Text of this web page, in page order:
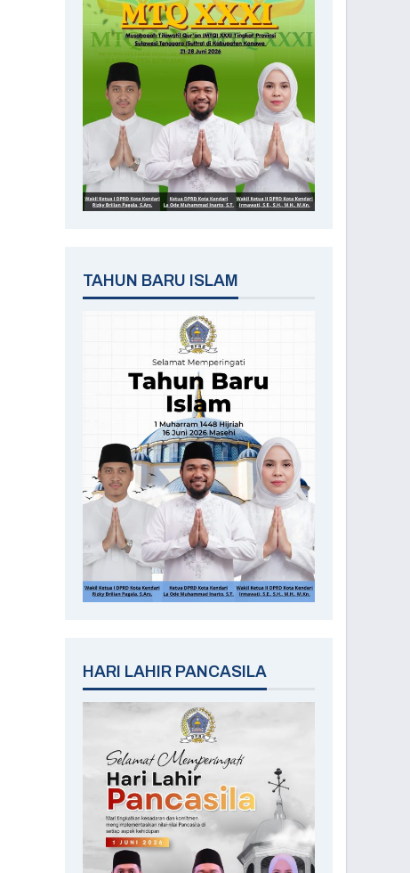
TAHUN BARU ISLAM
HARI LAHIR PANCASILA